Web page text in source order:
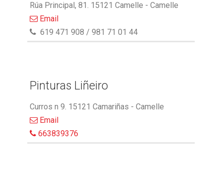
Rúa Principal, 81. 15121 Camelle - Camelle
Email
619 471 908 / 981 71 01 44
Pinturas Liñeiro
Curros n 9. 15121 Camariñas - Camelle
Email
663839376